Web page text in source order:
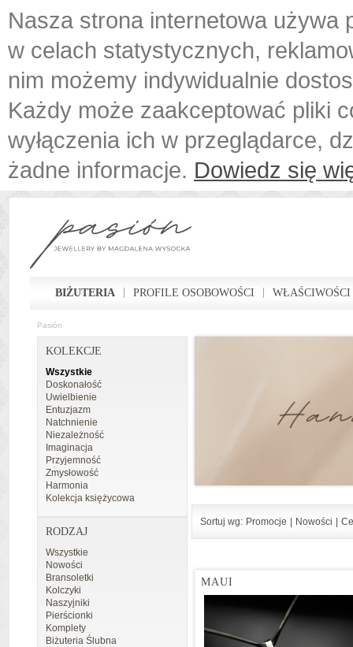
Nasza strona internetowa używa
w celach statystycznych,
nim możemy indywidualnie
Każdy może zaakceptować pliki
wyłączenia ich w przeglądarce,
żadne informacje. Dowiedz się
BIŻUTERIA PROFILE OSOBOWOŚCI
Pasión
KOLEKCJE
Wszystkie
Doskonałość
Uwielbienie
Entuzjazm
Natchnienie
Niezależność
Imaginacja
Przyjemność
Zmysłowość
Harmonia
Kolekcja księżycowa
RODZAJ
Wszystkie
Nowości
Bransoletki
Kolczyki
Naszyjniki
Pierścionki
Komplety
Biżuteria Ślubna
Sortuj wg: Promocje Nowości
MAUI